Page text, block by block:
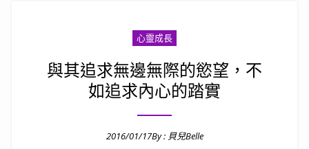
心靈成長
與其追求無邊無際的慾望，不
如追求內心的踏實
2016/01/17By : 貝兒Belle